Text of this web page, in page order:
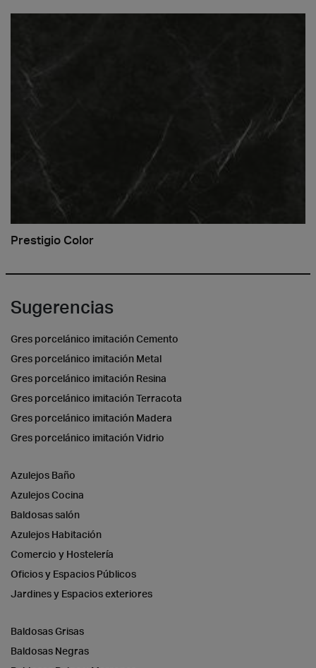
Prestigio Color
Sugerencias
Gres porcelánico imitación Cemento
Gres porcelánico imitación Metal
Gres porcelánico imitación Resina
Gres porcelánico imitación Terracota
Gres porcelánico imitación Madera
Gres porcelánico imitación Vidrio
Azulejos Baño
Azulejos Cocina
Baldosas salón
Azulejos Habitación
Comercio y Hostelería
Oficios y Espacios Públicos
Jardines y Espacios exteriores
Baldosas Grisas
Baldosas Negras